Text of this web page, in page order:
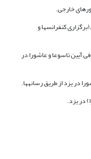
خارجی.
کنفرانس­ها و
آیین تاسوعا و عاشورا در
در یزد از طریق رسانه­ها.
در یزد.